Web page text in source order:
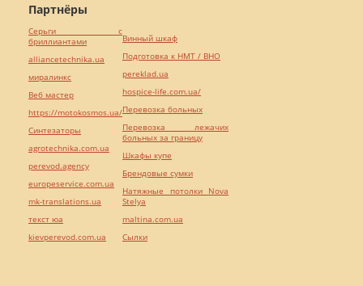
Партнёры
Серьги с
бриллиантами
alliancetechnika.ua
миралинкс
Веб мастер
https://motokosmos.ua/
Синтезаторы
agrotechnika.com.ua
perevod.agency
europeservice.com.ua
mk-translations.ua
текст юа
kievperevod.com.ua
Винный шкаф
Подготовка к НМТ / ВНО
pereklad.ua
hospice-life.com.ua/
Перевозка больных
Перевозка лежачих
больных за границу
Шкафы купе
Брендовые сумки
Натяжные потолки Nova
Stelya
maltina.com.ua
Cылки